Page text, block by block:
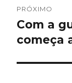
PRÓXIMO
Próximo
post:
Com a
começa